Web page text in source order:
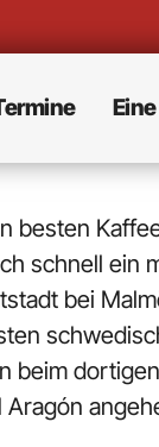
schnell ein
bei
beim